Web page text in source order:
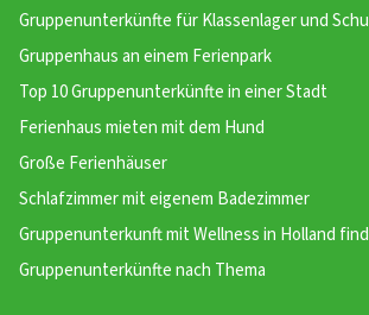
Gruppenunterkünfte für Klassenlager und
Gruppenhaus an einem Ferienpark
Top 10 Gruppenunterkünfte in einer Stadt
Ferienhaus mieten mit dem Hund
Große Ferienhäuser
Schlafzimmer mit eigenem Badezimmer
Gruppenunterkunft mit Wellness in Holland
Gruppenunterkünfte nach Thema